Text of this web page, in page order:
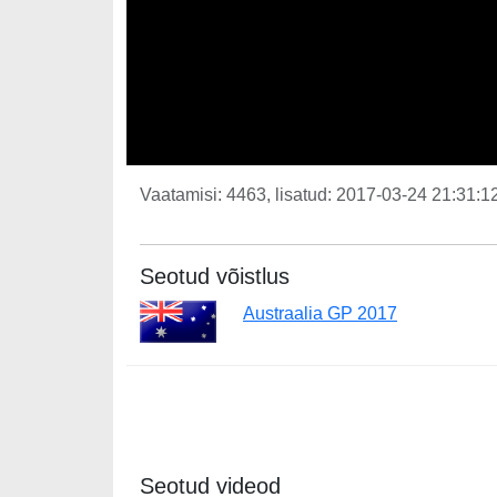
Vaatamisi: 4463, lisatud: 2017-03-24
Seotud võistlus
Austraalia GP 2017
Seotud videod